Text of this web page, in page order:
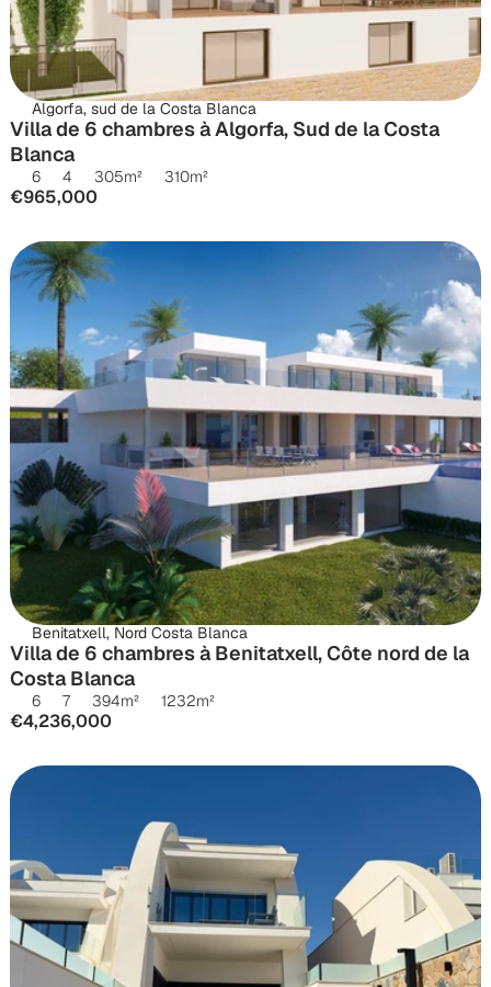
Algorfa, sud de la Costa Blanca
Villa de 6 chambres à Algorfa, Sud de la Costa
Blanca
6 4 305m² 310m²
€965,000
Benitatxell, Nord Costa Blanca
Villa de 6 chambres à Benitatxell, Côte nord de la
Costa Blanca
6 7 394m² 1232m²
€4,236,000